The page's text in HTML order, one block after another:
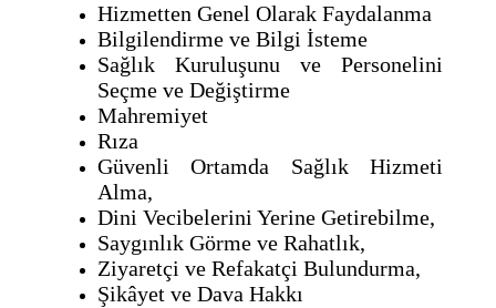
Hizmetten Genel Olarak Faydalanma
Bilgilendirme ve Bilgi İsteme
Sağlık Kuruluşunu ve Personelini
Seçme ve Değiştirme
Mahremiyet
Rıza
Güvenli Ortamda Sağlık Hizmeti
Alma,
Dini Vecibelerini Yerine Getirebilme,
Saygınlık Görme ve Rahatlık,
Ziyaretçi ve Refakatçi Bulundurma,
Şikâyet ve Dava Hakkı